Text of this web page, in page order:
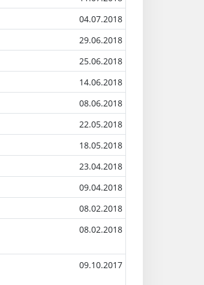
04.07.2018
29.06.2018
25.06.2018
14.06.2018
08.06.2018
22.05.2018
18.05.2018
23.04.2018
09.04.2018
08.02.2018
08.02.2018
09.10.2017